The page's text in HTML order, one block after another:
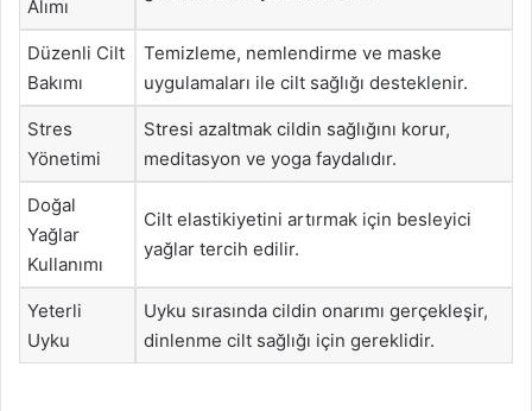
Alımı
Düzenli Cilt
Bakımı
Temizleme, nemlendirme ve maske
uygulamaları ile cilt sağlığı desteklenir.
Stres
Yönetimi
Stresi azaltmak cildin sağlığını korur,
meditasyon ve yoga faydalıdır.
Doğal
Yağlar
Kullanımı
Cilt elastikiyetini artırmak için besleyici
yağlar tercih edilir.
Yeterli
Uyku
Uyku sırasında cildin onarımı gerçekleşir,
dinlenme cilt sağlığı için gereklidir.